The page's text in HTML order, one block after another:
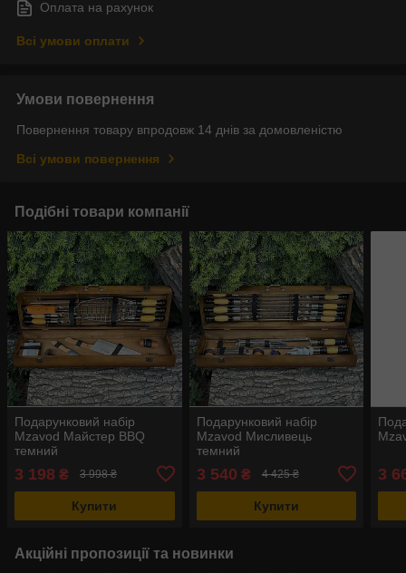
Оплата на рахунок
Всі умови оплати
Умови повернення
Повернення товару впродовж 14 днів за домовленістю
Всі умови повернення
Подібні товари компанії
Подарунковий набір
Mzavod Майстер BBQ
темний
3 198 ₴ 3 998 ₴
Купити
Подарунковий набір
Mzavod Мисливець
темний
3 540 ₴ 4 425 ₴
Купити
3
Акційні пропозиції та новинки